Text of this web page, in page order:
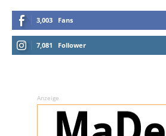
3,003 Fans
7,081 Follower
Anzeige